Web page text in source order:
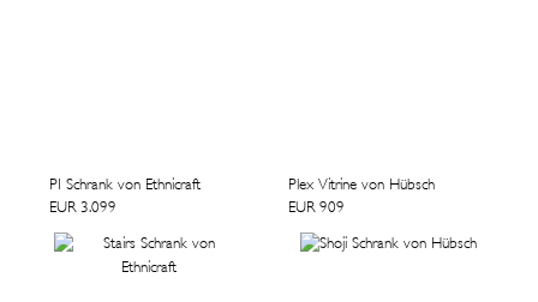
PI Schrank von Ethnicraft
EUR 3.099
Plex Vitrine von Hübsch
EUR 909